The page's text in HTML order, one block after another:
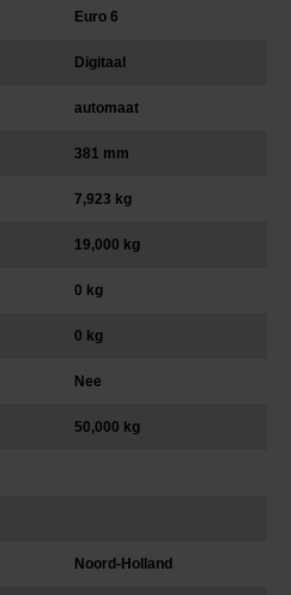
Euro 6
Digitaal
automaat
381 mm
7,923 kg
19,000 kg
0 kg
0 kg
Nee
50,000 kg
Noord-Holland